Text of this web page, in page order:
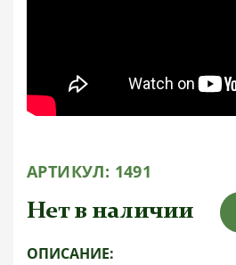
АРТИКУЛ: 1491
Нет в наличии
ОПИСАНИЕ: